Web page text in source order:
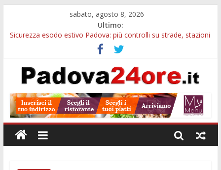
sabato, agosto 8, 2026
Ultimo:
Sicurezza esodo estivo Padova: più controlli su strade, stazioni
Calici di Stelle Arzergrande: astronomia, musica e sapori al
Casone Azzurro
Notizie di Padova alle ore 10: censimento a Monselice, arresto
Notizie di Padova alle ore 23: maltrattamenti, arresto a
Limena e progetto Cool Shop
Bando sicurezza urbana Veneto: 650mila euro per Comuni e
Polizie locali